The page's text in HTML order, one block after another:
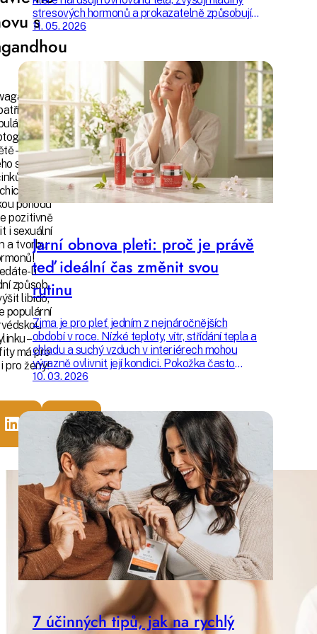
s
k
– kromě
spektra
na
i
pohodu
pozitivně
i sexuální
a tvorbu
li
způsob,
libido,
populární
–
má pro
pro ženy!
stresových hormonů a prokazatelně způsobují
nadměrné vypadání vlasů. Zkontrolujte si, zda
jim nejste vystaveni také.
11. 05. 2026
Jarní obnova pleti: proč je právě
teď ideální čas změnit svou
rutinu
Zima je pro pleť jedním z nejnáročnějších
období v roce. Nízké teploty, vítr, střídání tepla a
chladu a suchý vzduch v interiérech mohou
výrazně ovlivnit její kondici. Pokožka často
ztrácí přirozenou hydrataci, její ochranná
unaveně, mdlě nebo citlivěji než obvykle.
10. 03. 2026
7 účinných tipů, jak na rychlý